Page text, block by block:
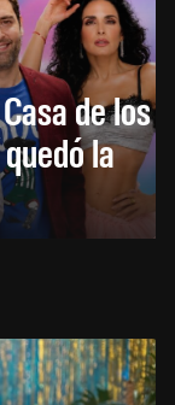
de los
la